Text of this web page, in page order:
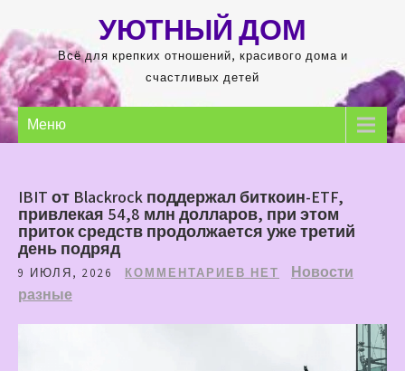
содержимому
УЮТНЫЙ ДОМ
Всё для крепких отношений, красивого дома и
счастливых детей
Меню
IBIT от Blackrock поддержал биткоин-ETF,
привлекая 54,8 млн долларов, при этом
приток средств продолжается уже третий
день подряд
9 ИЮЛЯ, 2026 КОММЕНТАРИЕВ НЕТ
Новости
разные